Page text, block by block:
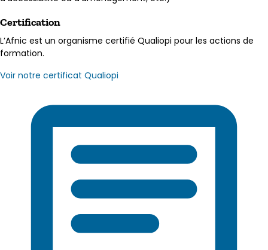
Certification
L’Afnic est un organisme certifié Qualiopi pour les actions de
formation.
Voir notre certificat Qualiopi